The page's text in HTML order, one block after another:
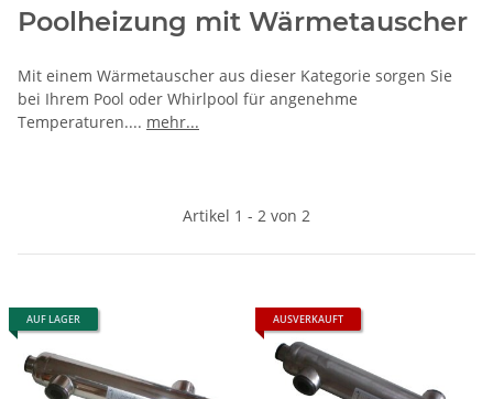
Poolheizung mit Wärmetauscher
Mit einem Wärmetauscher aus dieser Kategorie sorgen Sie
bei Ihrem Pool oder Whirlpool für angenehme
Temperaturen.... mehr...
Artikel 1 - 2 von 2
AUF LAGER AUSVERKAUFT